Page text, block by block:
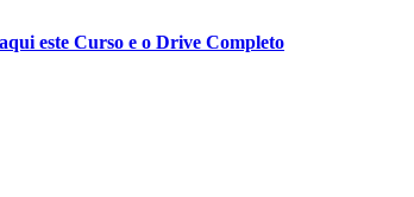
este Curso e o Drive Completo